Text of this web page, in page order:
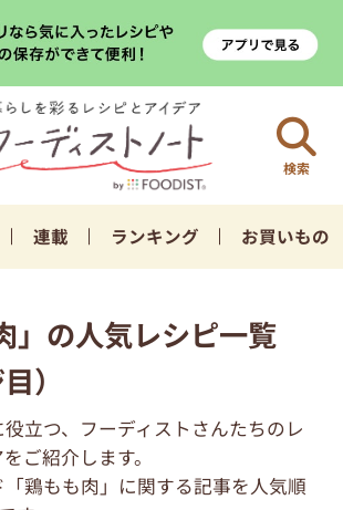
検索
連載 ランキング お買いもの
」の人気レシピ一覧
）
立つ、フーディストさんたちのレ
ご紹介します。
鶏もも肉」に関する記事を人気順